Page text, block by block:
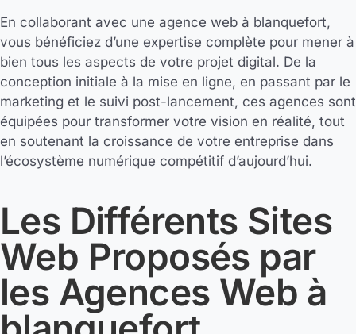
En collaborant avec une agence web à blanquefort,
vous bénéficiez d’une expertise complète pour mener à
bien tous les aspects de votre projet digital. De la
conception initiale à la mise en ligne, en passant par le
marketing et le suivi post-lancement, ces agences sont
équipées pour transformer votre vision en réalité, tout
en soutenant la croissance de votre entreprise dans
l’écosystème numérique compétitif d’aujourd’hui.
Les Différents Sites
Web Proposés par
les Agences Web à